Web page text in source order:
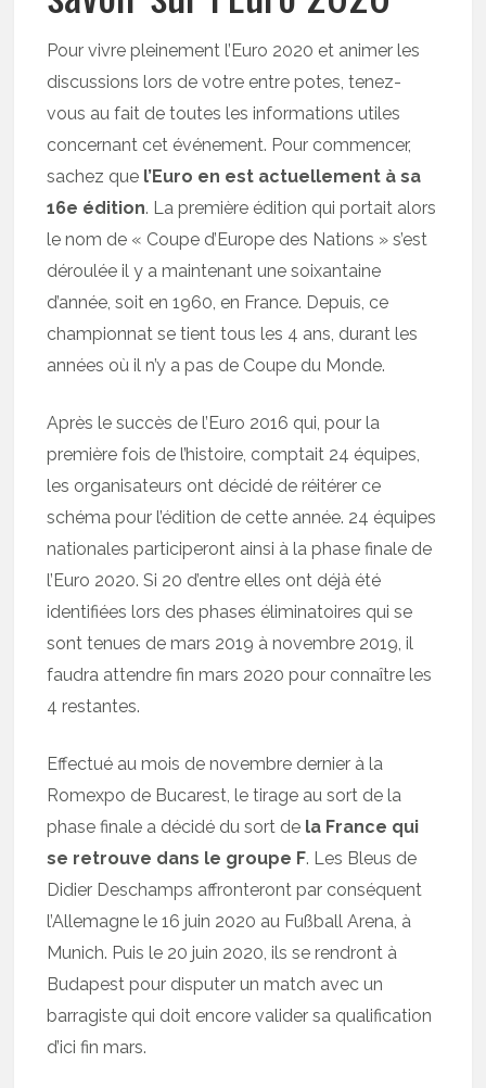
Pour vivre pleinement l’Euro 2020 et animer les
discussions lors de votre entre potes, tenez-
vous au fait de toutes les informations utiles
concernant cet événement. Pour commencer,
sachez que l’Euro en est actuellement à sa
16e édition. La première édition qui portait alors
le nom de « Coupe d’Europe des Nations » s’est
déroulée il y a maintenant une soixantaine
d’année, soit en 1960, en France. Depuis, ce
championnat se tient tous les 4 ans, durant les
années où il n’y a pas de Coupe du Monde.
Après le succès de l’Euro 2016 qui, pour la
première fois de l’histoire, comptait 24 équipes,
les organisateurs ont décidé de réitérer ce
schéma pour l’édition de cette année. 24 équipes
nationales participeront ainsi à la phase finale de
l’Euro 2020. Si 20 d’entre elles ont déjà été
identifiées lors des phases éliminatoires qui se
sont tenues de mars 2019 à novembre 2019, il
faudra attendre fin mars 2020 pour connaître les
4 restantes.
Effectué au mois de novembre dernier à la
Romexpo de Bucarest, le tirage au sort de la
phase finale a décidé du sort de la France qui
se retrouve dans le groupe F. Les Bleus de
Didier Deschamps affronteront par conséquent
l’Allemagne le 16 juin 2020 au Fußball Arena, à
Munich. Puis le 20 juin 2020, ils se rendront à
Budapest pour disputer un match avec un
barragiste qui doit encore valider sa qualification
d’ici fin mars.